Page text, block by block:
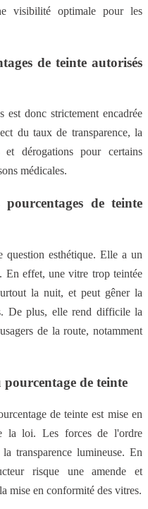
visibilité optimale pour les
de teinte autorisés
donc strictement encadrée
du taux de transparence, la
dérogations pour certains
médicales.
de teinte
question esthétique. Elle a un
En effet, une vitre trop teintée
la nuit, et peut gêner la
De plus, elle rend difficile la
de la route, notamment
de teinte
de teinte est mise en
la loi. Les forces de l'ordre
transparence lumineuse. En
risque une amende et
mise en conformité des vitres.